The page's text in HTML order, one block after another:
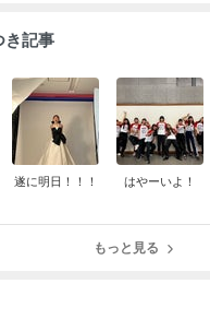
き記事
遂に明日！！！ はやーいよ！
もっと見る